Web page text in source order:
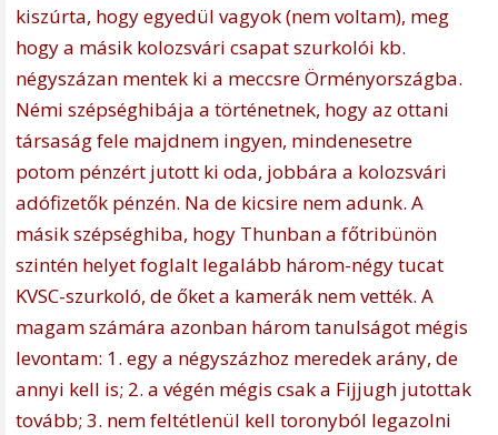
kiszúrta, hogy egyedül vagyok (nem voltam), meg
hogy a másik kolozsvári csapat szurkolói kb.
négyszázan mentek ki a meccsre Örményországba.
Némi szépséghibája a történetnek, hogy az ottani
társaság fele majdnem ingyen, mindenesetre
potom pénzért jutott ki oda, jobbára a kolozsvári
adófizetők pénzén. Na de kicsire nem adunk. A
másik szépséghiba, hogy Thunban a főtribünön
szintén helyet foglalt legalább három-négy tucat
KVSC-szurkoló, de őket a kamerák nem vették. A
magam számára azonban három tanulságot mégis
levontam: 1. egy a négyszázhoz meredek arány, de
annyi kell is; 2. a végén mégis csak a Fijjugh jutottak
tovább; 3. nem feltétlenül kell toronyból legazolni